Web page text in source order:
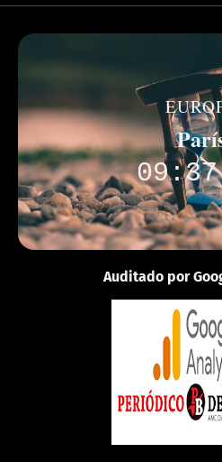
Auditado por